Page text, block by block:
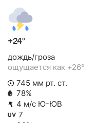
+24°
дождь/гроза
ощущается как +26°
745 мм рт. ст.
78%
4 м/с Ю-ЮВ
7